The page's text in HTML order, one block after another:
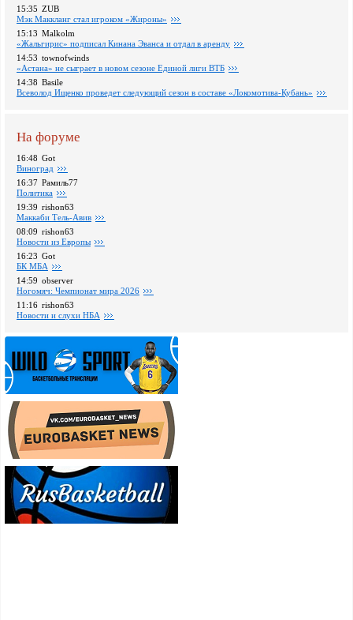
15:35 ZUB
Мэк Маккланг стал игроком «Жироны»
15:13 Malkolm
«Жальгирис» подписал Кинана Эванса и отдал в аренду
14:53 townofwinds
«Астана» не сыграет в новом сезоне Единой лиги ВТБ
14:38 Basile
Всеволод Ищенко проведет следующий сезон в составе «Локомотива-Кубань»
На форуме
16:48 Got
Виноград
16:37 Рамиль77
Политика
19:39 rishon63
Маккаби Тель-Авив
08:09 rishon63
Новости из Европы
16:23 Got
БК МБА
14:59 observer
Ногомяч: Чемпионат мира 2026
11:16 rishon63
Новости и слухи НБА